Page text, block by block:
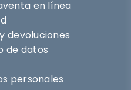
en línea
devoluciones
de datos
personales